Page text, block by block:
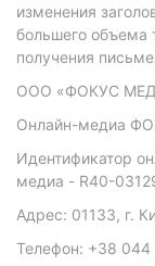
изменения
большего объема
получения
ООО «ФОКУС
Онлайн-медиа
Идентификатор
медиа - R40-
Адрес: 01133, г.
Телефон: +38 044